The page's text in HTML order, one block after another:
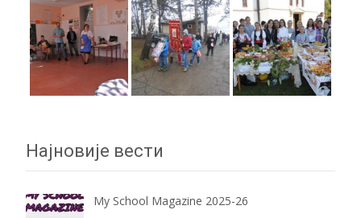
Најновије вести
My School Magazine 2025-26